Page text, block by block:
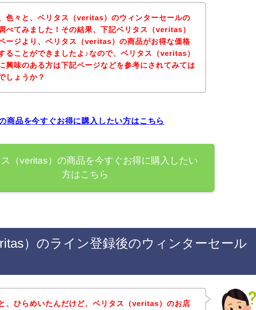
色々と、ベリタス（veritas）のウィンターセールの
べてみました！その結果、下記ベリタス（veritas）
ージより、ベリタス（veritas）の商品がお得な価格
ることができましたよ♪なので、ベリタス（veritas）
興味のある方は下記ページなどを参考にされてみては
しょうか？
商品を今すぐお得に購入したい方はこちら
（veritas）の商品を今すぐお得に購入したい
方はこちら
）のライン登録後のウィンターセール
、ひらめいたんだけど、ベリタス（veritas）のお店